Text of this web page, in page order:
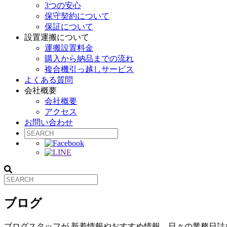
3つの安心
保守契約について
保証について
設置運搬について
運搬設置料金
購入から納品までの流れ
複合機引っ越しサービス
よくある質問
会社概要
会社概要
アクセス
お問い合わせ
ブログ